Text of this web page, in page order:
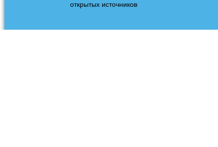
открытых источников